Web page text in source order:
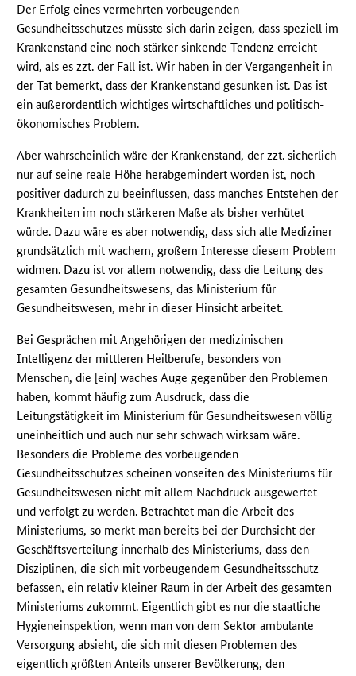
Der Erfolg eines vermehrten vorbeugenden
Gesundheitsschutzes müsste sich darin zeigen, dass speziell im
Krankenstand eine noch stärker sinkende Tendenz erreicht
wird, als es zzt. der Fall ist. Wir haben in der Vergangenheit in
der Tat bemerkt, dass der Krankenstand gesunken ist. Das ist
ein außerordentlich wichtiges wirtschaftliches und politisch-
ökonomisches Problem.
Aber wahrscheinlich wäre der Krankenstand, der zzt. sicherlich
nur auf seine reale Höhe herabgemindert worden ist, noch
positiver dadurch zu beeinflussen, dass manches Entstehen der
Krankheiten im noch stärkeren Maße als bisher verhütet
würde. Dazu wäre es aber notwendig, dass sich alle Mediziner
grundsätzlich mit wachem, großem Interesse diesem Problem
widmen. Dazu ist vor allem notwendig, dass die Leitung des
gesamten Gesundheitswesens, das Ministerium für
Gesundheitswesen, mehr in dieser Hinsicht arbeitet.
Bei Gesprächen mit Angehörigen der medizinischen
Intelligenz der mittleren Heilberufe, besonders von
Menschen, die [ein] waches Auge gegenüber den Problemen
haben, kommt häufig zum Ausdruck, dass die
Leitungstätigkeit im Ministerium für Gesundheitswesen völlig
uneinheitlich und auch nur sehr schwach wirksam wäre.
Besonders die Probleme des vorbeugenden
Gesundheitsschutzes scheinen vonseiten des Ministeriums für
Gesundheitswesen nicht mit allem Nachdruck ausgewertet
und verfolgt zu werden. Betrachtet man die Arbeit des
Ministeriums, so merkt man bereits bei der Durchsicht der
Geschäftsverteilung innerhalb des Ministeriums, dass den
Disziplinen, die sich mit vorbeugendem Gesundheitsschutz
befassen, ein relativ kleiner Raum in der Arbeit des gesamten
Ministeriums zukommt. Eigentlich gibt es nur die staatliche
Hygieneinspektion, wenn man von dem Sektor ambulante
Versorgung absieht, die sich mit diesen Problemen des
eigentlich größten Anteils unserer Bevölkerung, den